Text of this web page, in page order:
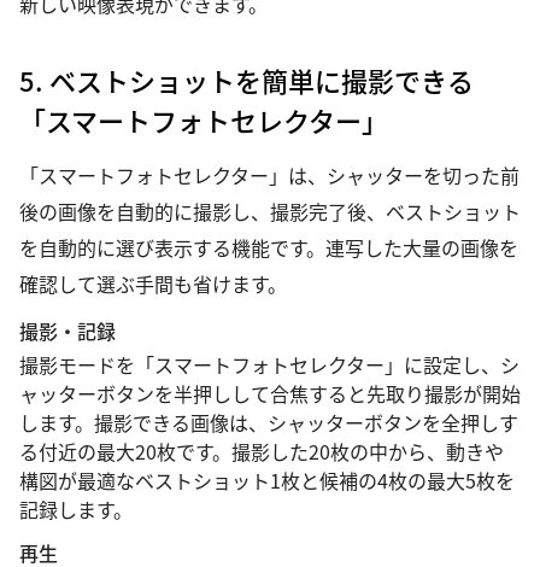
5. ベストショットを簡単に撮影できる
「スマートフォトセレクター」
「スマートフォトセレクター」は、シャッターを切った前
後の画像を自動的に撮影し、撮影完了後、ベストショット
を自動的に選び表示する機能です。連写した大量の画像を
確認して選ぶ手間も省けます。
撮影・記録
撮影モードを「スマートフォトセレクター」に設定し、シ
ャッターボタンを半押しして合焦すると先取り撮影が開始
します。撮影できる画像は、シャッターボタンを全押しす
る付近の最大20枚です。撮影した20枚の中から、動きや
構図が最適なベストショット1枚と候補の4枚の最大5枚を
記録します。
再生